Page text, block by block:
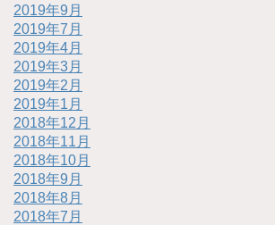
2019年9月
2019年7月
2019年4月
2019年3月
2019年2月
2019年1月
2018年12月
2018年11月
2018年10月
2018年9月
2018年8月
2018年7月